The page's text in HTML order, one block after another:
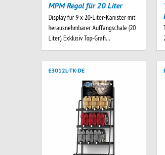
MPM Regal für 20 Liter
Display für 9 x 20-Liter-Kanister mit
herausnehmbarer Auffangschale (20
Liter). Exklusiv Top-Grafi…
E3012L-TK-DE